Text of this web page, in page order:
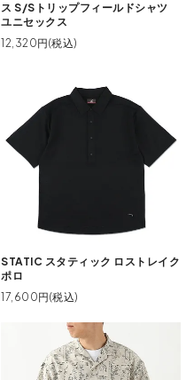
ス S/Sトリップフィールドシャツ
ユニセックス
12,320円(税込)
STATIC スタティック ロストレイク
ポロ
17,600円(税込)